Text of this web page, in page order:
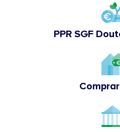
PPR SGF